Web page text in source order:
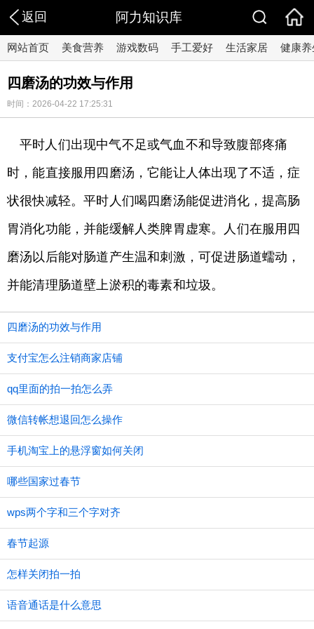
返回 阿力知识库
网站首页 美食营养 游戏数码 手工爱好 生活家居 健康养
四磨汤的功效与作用
时间：2026-04-22 17:25:31
平时人们出现中气不足或气血不和导致腹部疼痛
时，能直接服用四磨汤，它能让人体出现了不适，症
状很快减轻。平时人们喝四磨汤能促进消化，提高肠
胃消化功能，并能缓解人类脾胃虚寒。人们在服用四
磨汤以后能对肠道产生温和刺激，可促进肠道蠕动，
并能清理肠道壁上淤积的毒素和垃圾。
四磨汤的功效与作用
支付宝怎么注销商家店铺
qq里面的拍一拍怎么弄
微信转帐想退回怎么操作
手机淘宝上的悬浮窗如何关闭
哪些国家过春节
wps两个字和三个字对齐
春节起源
怎样关闭拍一拍
语音通话是什么意思